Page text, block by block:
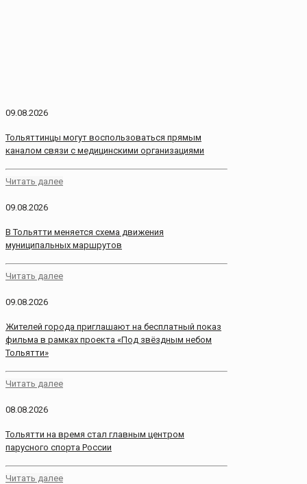
09.08.2026
Тольяттинцы могут воспользоваться прямым
каналом связи с медицинскими организациями
Читать далее
09.08.2026
В Тольятти меняется схема движения
муниципальных маршрутов
Читать далее
09.08.2026
Жителей города приглашают на бесплатный показ
фильма в рамках проекта «Под звёздным небом
Тольятти»
Читать далее
08.08.2026
Тольятти на время стал главным центром
парусного спорта России
Читать далее